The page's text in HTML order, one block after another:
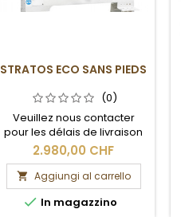
STRATOS ECO SANS PIEDS
(0)
Veuillez nous contacter
pour les délais de livraison
et les frais de port.
2.980,00 CHF
 Aggiungi al carrello
 In magazzino